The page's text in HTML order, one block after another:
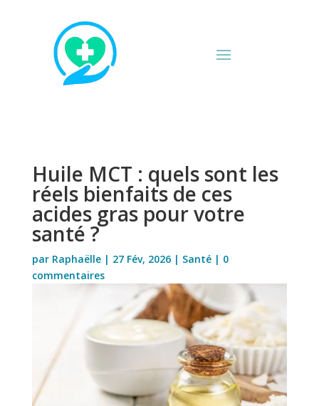
Huile MCT : quels sont les
réels bienfaits de ces
acides gras pour votre
santé ?
par Raphaëlle| 27 Fév, 2026| Santé| 0
commentaires